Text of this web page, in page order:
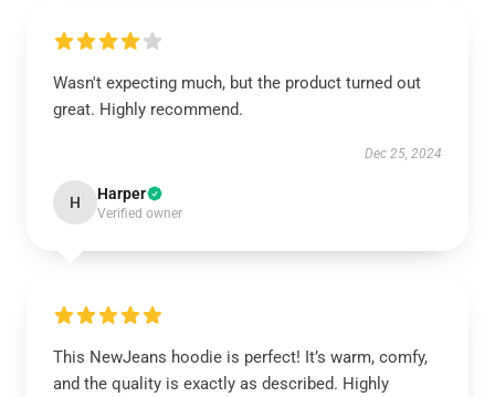
Wasn't expecting much, but the product turned out
great. Highly recommend.
Dec 25, 2024
H Harper
Verified owner
This NewJeans hoodie is perfect! It’s warm, comfy,
and the quality is exactly as described. Highly